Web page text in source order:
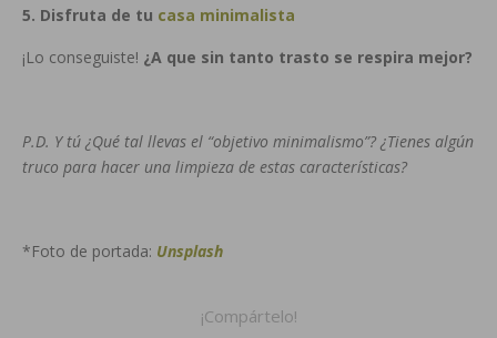
5. Disfruta de tu casa minimalista
¡Lo conseguiste! ¿A que sin tanto trasto se respira mejor?
P.D. Y tú ¿Qué tal llevas el “objetivo minimalismo”? ¿Tienes algún
truco para hacer una limpieza de estas características?
*Foto de portada: Unsplash
¡Compártelo!